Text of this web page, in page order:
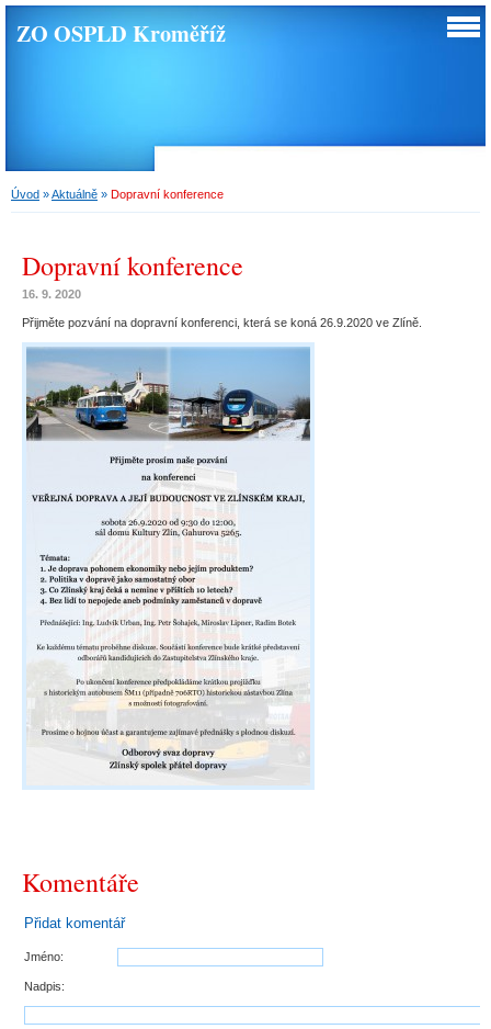
ZO OSPLD Kroměříž
Úvod »Aktuálně » Dopravní konference
Dopravní konference
16. 9. 2020
Přijměte pozvání na dopravní konferenci, která se koná 26.9.2020 ve Zlíně.
Komentáře
Přidat komentář
Jméno:
Nadpis: